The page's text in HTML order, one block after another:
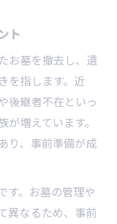
サービスの特
まい代行選定
じまい業者選
ェックポイン
まい実践法
ト
お墓を撤去し、遺
を指します。近
後継者不在といっ
増えています。
り、事前準備が成
す。お墓の管理や
異なるため、事前